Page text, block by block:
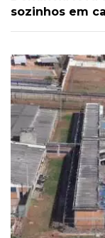
sozinhos em